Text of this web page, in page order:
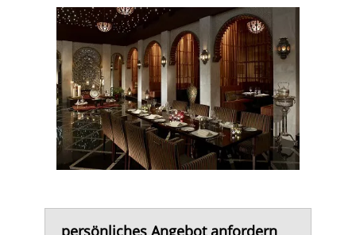
persönliches Angebot anfordern